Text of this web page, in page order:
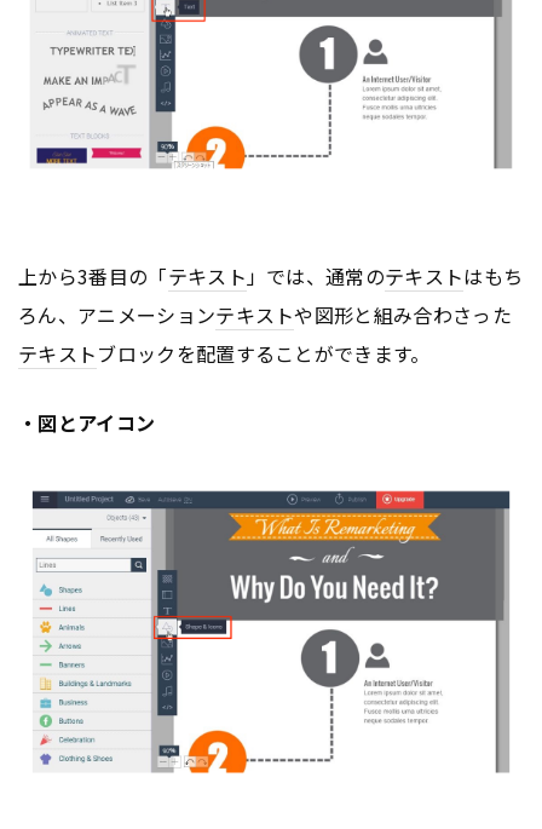
上から3番目の「テキスト」では、通常のテキストはもち
ろん、アニメーションテキストや図形と組み合わさった
テキストブロックを配置することができます。
・図とアイコン